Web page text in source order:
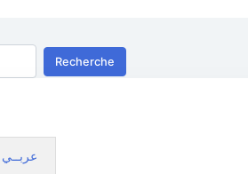
Recherche
عربــي